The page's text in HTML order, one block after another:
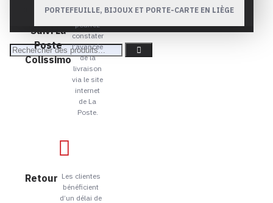
PORTEFEUILLE, BIJOUX ET PORTE-CARTE EN LIÈGE
Num.
Suivi La
Poste
Colissimo
Vous
pourrez
constater
l’avancée
de la
livraison
via le site
internet
de La
Poste.
Retour Les clientes
bénéficient
d’un délai de